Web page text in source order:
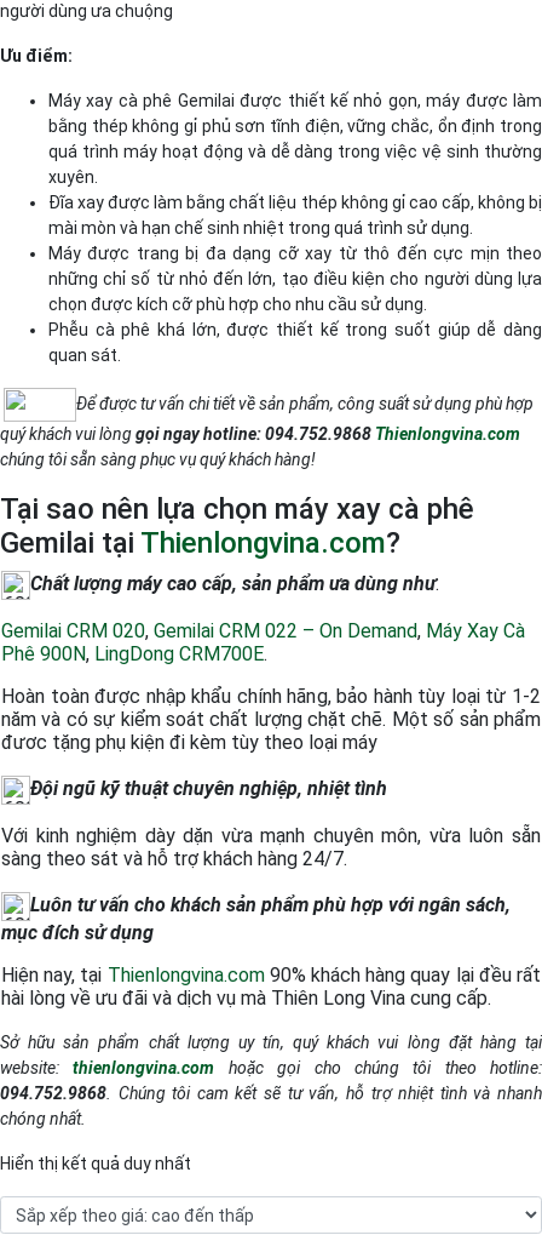
người dùng ưa chuộng
Ưu điểm:
Máy xay cà phê Gemilai được thiết kế nhỏ gọn, máy được làm
bằng thép không gỉ phủ sơn tĩnh điện, vững chắc, ổn định trong
quá trình máy hoạt động và dễ dàng trong việc vệ sinh thường
xuyên.
Đĩa xay được làm bằng chất liệu thép không gỉ cao cấp, không bị
mài mòn và hạn chế sinh nhiệt trong quá trình sử dụng.
Máy được trang bị đa dạng cỡ xay từ thô đến cực mịn theo
những chỉ số từ nhỏ đến lớn, tạo điều kiện cho người dùng lựa
chọn được kích cỡ phù hợp cho nhu cầu sử dụng.
Phễu cà phê khá lớn, được thiết kế trong suốt giúp dễ dàng
quan sát.
Để được tư vấn chi tiết về sản phẩm, công suất sử dụng phù hợp
quý khách vui lònggọi ngay hotline:094.752.9868 Thienlongvina.com
chúng tôi sẵn sàng phục vụ quý khách hàng!
Tại sao nên lựa chọn máy xay cà phê
Gemilai tại Thienlongvina.com?
Chất lượng máy cao cấp, sản phẩm ưa dùng như:
Gemilai CRM 020, Gemilai CRM 022 – On Demand, Máy Xay Cà
Phê 900N, LingDong CRM700E.
Hoàn toàn được nhập khẩu chính hãng, bảo hành tùy loại từ 1-2
năm và có sự kiểm soát chất lượng chặt chẽ. Một số sản phẩm
đươc tặng phụ kiện đi kèm tùy theo loại máy
Đội ngũ kỹ thuật chuyên nghiệp, nhiệt tình
Với kinh nghiệm dày dặn vừa mạnh chuyên môn, vừa luôn sẵn
sàng theo sát và hỗ trợ khách hàng 24/7.
Luôn tư vấn cho khách sản phẩm phù hợp với ngân sách,
mục đích sử dụng
Hiện nay, tại Thienlongvina.com90% khách hàng quay lại đều rất
hài lòng về ưu đãi và dịch vụ mà Thiên Long Vina cung cấp.
Sở hữu sản phẩm chất lượng uy tín, quý khách vui lòng đặt hàng tại
website:thienlongvina.com
hoặc gọi cho chúng tôi theo hotline:
094.752.9868 . Chúng tôi cam kết sẽ tư vấn, hỗ trợ nhiệt tình và nhanh
chóng nhất.
Hiển thị kết quả duy nhất